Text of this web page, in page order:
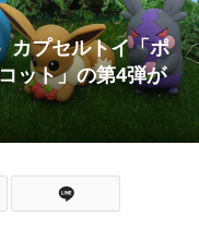
カプセルトイ「ポ
ット」の第4弾が